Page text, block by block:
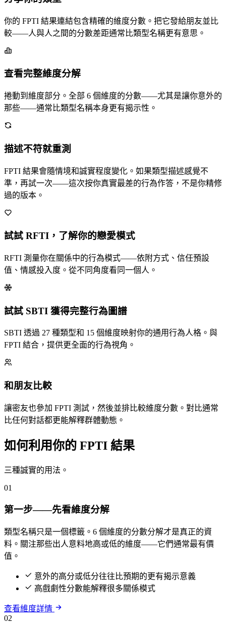
你的 FPTI 結果連結包含精確的維度分數。把它發給朋友並比
較——人與人之間的分數差距通常比類型名稱更有意思。
查看完整維度分解
捲動到維度部分。全部 6 個維度的分數——尤其是讓你意外的
那些——通常比類型名稱本身更有揭示性。
描述不符就重測
FPTI 結果會隨情境和誠實程度變化。如果類型描述感覺不
準，再試一次——這次按你真實最差的行為作答，不是你精修
過的版本。
試試 RFTI，了解你的戀愛模式
RFTI 測量你在關係中的行為模式——依附方式、信任預設
值、情感投入度。從不同角度看同一個人。
試試 SBTI 獲得完整行為圖譜
SBTI 透過 27 種類型和 15 個維度映射你的通用行為人格。與
FPTI 結合，提供更全面的行為視角。
和朋友比較
讓密友也參加 FPTI 測試，然後並排比較維度分數。對比通常
比任何對話都更能解釋群體動態。
如何利用你的 FPTI 結果
三種誠實的用法。
01
第一步——先看維度分解
類型名稱只是一個標籤。6 個維度的分數分解才是真正的資
料。關注那些出人意料地高或低的維度——它們通常最有價
值。
意外的高分或低分往往比預期的更有揭示意義
高戲劇性分數能解釋很多關係模式
查看維度詳情
02